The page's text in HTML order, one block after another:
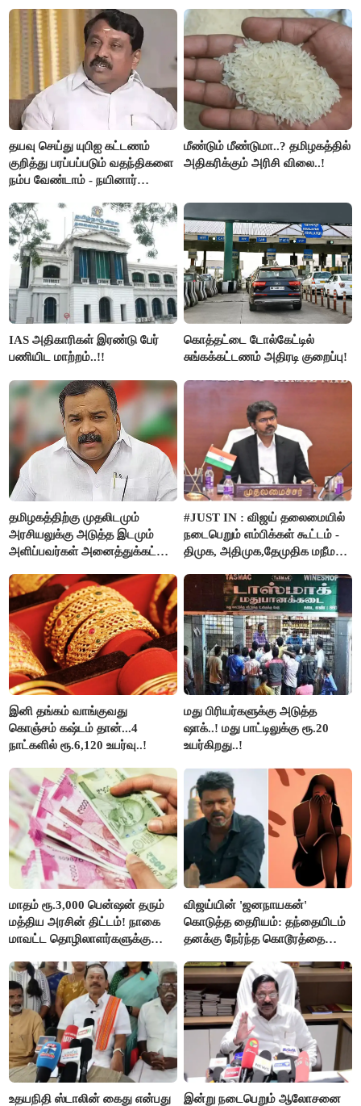
தயவு செய்து யுபிஐ கட்டணம்
குறித்து பரப்பப்படும் வதந்திகளை
நம்ப வேண்டாம் - நயினார்
மீண்டும் மீண்டுமா..? தமிழகத்தில்
அதிகரிக்கும் அரிசி விலை..!
IAS அதிகாரிகள் இரண்டு பேர்
பணியிட மாற்றம்..!!
கொத்தட்டை டோல்கேட்டில்
சுங்கக்கட்டணம் அதிரடி குறைப்பு!
தமிழகத்திற்கு முதலிடமும்
அரசியலுக்கு அடுத்த இடமும்
அளிப்பவர்கள் அனைத்துக்கட்சி
பங்கேற்பார்கள் - மாணிக்கம்
தாகூர்..!!
#JUST IN : விஜய் தலைமையில்
நடைபெறும் எம்பிக்கள் கூட்டம் -
திமுக, அதிமுக,தேமுதிக மநீம
இனி தங்கம் வாங்குவது
கொஞ்சம் கஷ்டம் தான்...4
நாட்களில் ரூ.6,120 உயர்வு..!
மது பிரியர்களுக்கு அடுத்த
ஷாக்..! மது பாட்டிலுக்கு ரூ.20
உயர்கிறது..!
மாதம் ரூ.3,000 பென்ஷன் தரும்
மத்திய அரசின் திட்டம்! நாகை
மாவட்ட தொழிலாளர்களுக்கு
செய்தி!
விஜய்யின் 'ஜனநாயகன்'
கொடுத்த தைரியம்: தந்தையிடம்
தனக்கு நேர்ந்த கொடூரத்தை
உதயநிதி ஸ்டாலின் கைது என்பது
இன்று நடைபெறும் ஆலோசனை